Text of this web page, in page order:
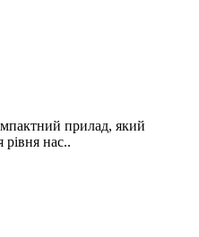
прилад, який
рівня нас..